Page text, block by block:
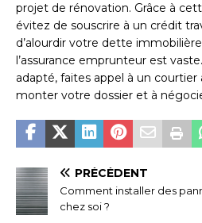
projet de rénovation. Grâce à
évitez de souscrire à un crédit
d’alourdir votre dette
l’assurance emprunteur est
adapté, faites appel à un courtier
monter votre dossier et à
PRÉCÉDENT
Comment installer des
chez soi ?